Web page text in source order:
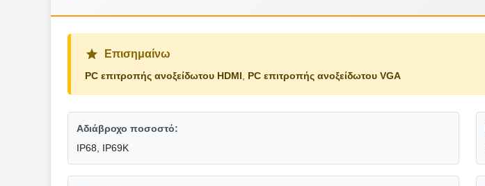
Επισημαίνω
PC επιτροπής ανοξείδωτου HDMI, PC επιτροπής ανοξείδωτου VGA
Αδιάβροχο ποσοστό:
IP68, IP69K